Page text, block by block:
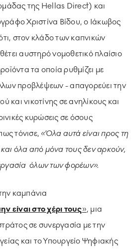
της Hellas Direct) και
Χριστίνα Βίδου, ο Ιάκωβος
στον κλάδο των καπνικών
αυστηρό νομοθετικό πλαίσιο
τα οποία ρυθμίζει με
προβλέψεων - απαγορεύει την
και νικοτίνης σε ανηλίκους και
κυρώσεις σε όσους
τόνισε, «Όλα αυτά είναι προς τη
όλα από μόνα τους δεν αρκούν,
όλων των φορέων».
καμπάνια
είναι στο χέρι τους», μια
σε συνεργασία με την
και το Υπουργείο Ψηφιακής